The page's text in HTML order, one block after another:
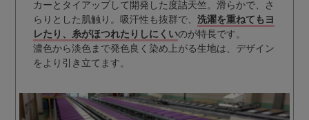
カーとタイアップして開発した度詰天竺。滑らかで、さ
らりとした肌触り。吸汗性も抜群で、 洗濯を重ねてもヨ
レたり、糸がほつれたりしにくいのが特長です。
濃色から淡色まで発色良く染め上がる生地は、デザイン
をより引き立てます。